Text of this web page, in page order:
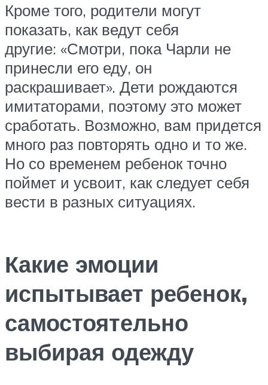
Кроме того, родители могут
показать, как ведут себя
другие: «Смотри, пока Чарли не
принесли его еду, он
раскрашивает». Дети рождаются
имитаторами, поэтому это может
сработать. Возможно, вам придется
много раз повторять одно и то же.
Но со временем ребенок точно
поймет и усвоит, как следует себя
вести в разных ситуациях.
Какие эмоции
испытывает ребенок,
самостоятельно
выбирая одежду